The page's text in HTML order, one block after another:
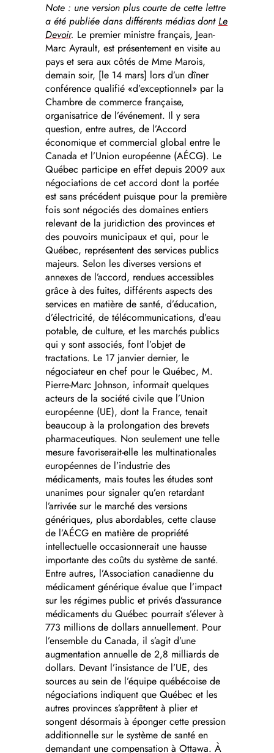
Note : une version plus courte de cette lettre
a été publiée dans différents médias dontLe
Devoir. Le premier ministre français, Jean-
Marc Ayrault, est présentement en visite au
pays et sera aux côtés de Mme Marois,
demain soir, [le 14 mars] lors d’un dîner
conférence qualifié «d’exceptionnel» par la
Chambre de commerce française,
organisatrice de l’événement. Il y sera
question, entre autres, de l’Accord
économique et commercial global entre le
Canada et l’Union européenne (AÉCG). Le
Québec participe en effet depuis 2009 aux
négociations de cet accord dont la portée
est sans précédent puisque pour la première
fois sont négociés des domaines entiers
relevant de la juridiction des provinces et
des pouvoirs municipaux et qui, pour le
Québec, représentent des services publics
majeurs. Selon les diverses versions et
annexes de l’accord, rendues accessibles
grâce à des fuites, différents aspects des
services en matière de santé, d’éducation,
d’électricité, de télécommunications, d’eau
potable, de culture, et les marchés publics
qui y sont associés, font l’objet de
tractations. Le 17 janvier dernier, le
négociateur en chef pour le Québec, M.
Pierre-Marc Johnson, informait quelques
acteurs de la société civile que l’Union
européenne (UE), dont la France, tenait
beaucoup à la prolongation des brevets
pharmaceutiques. Non seulement une telle
mesure favoriserait-elle les multinationales
européennes de l’industrie des
médicaments, mais toutes les études sont
unanimes pour signaler qu’en retardant
l’arrivée sur le marché des versions
génériques, plus abordables, cette clause
de l’AÉCG en matière de propriété
intellectuelle occasionnerait une hausse
importante des coûts du système de santé.
Entre autres, l’Association canadienne du
médicament générique évalue que l’impact
sur les régimes public et privés d’assurance
médicaments du Québec pourrait s’élever à
773 millions de dollars annuellement. Pour
l’ensemble du Canada, il s’agit d’une
augmentation annuelle de 2,8 milliards de
dollars. Devant l’insistance de l’UE, des
sources au sein de l’équipe québécoise de
négociations indiquent que Québec et les
autres provinces s’apprêtent à plier et
songent désormais à éponger cette pression
additionnelle sur le système de santé en
demandant une compensation à Ottawa. À